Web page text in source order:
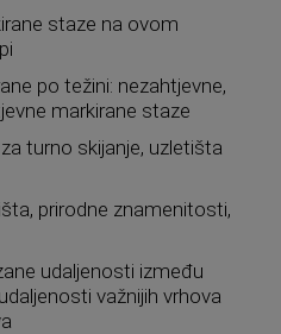
staze na ovom
po težini: nezahtjevne,
markirane staze
turno skijanje, uzletišta
prirodne znamenitosti,
udaljenosti između
važnijih vrhova